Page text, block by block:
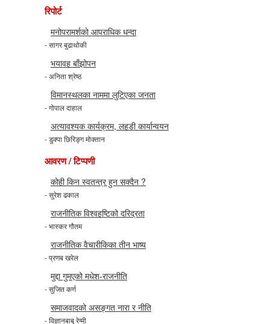
रिपोर्ट
मनोपरामर्शको आपराधिक धन्दा
- सागर बुढाथोकी
भयावह बाँझोपन
- अनिता श्रेष्ठ
विमानस्थलका नाममा लुटिएका जनता
- गोपाल दाहाल
अत्यावश्यक कार्यक्रम, लहडी कार्यान्वयन
- डुक्पा छिरिङ्ग मोक्तान
आवरण / टिप्पणी
कोही किन स्वतन्त्र हुन सक्दैन ?
- सुरेश ढकाल
राजनीतिक विश्वहष्टिको दरिद्रता
- भास्कर गौतम
राजनीतिक वैचारीकिका तीन भाष्य
- प्रणब खरेल
मुद्दा गुमएको मधेश-राजनीति
- सुजित कर्ण
समाजवादको असङ्गत नारा र नीति
- विज्ञानबाबु रेग्मी